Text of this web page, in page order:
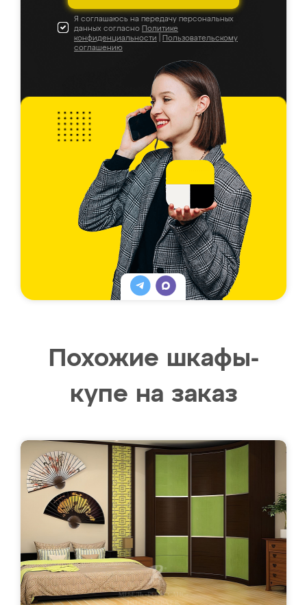
Я соглашаюсь на передачу персональных
данных согласно Политике
конфиденциальности
Пользовательскому
соглашению
Похожие шкафы-
купе на заказ